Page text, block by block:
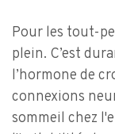
Pour les tout-
plein. C’est
l’hormone de
connexions
sommeil chez